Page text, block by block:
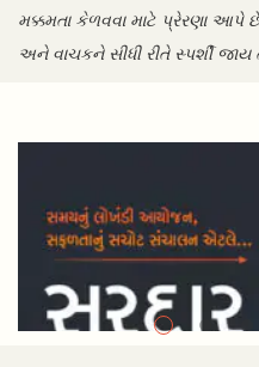
મક્કમતા કેળવવા માટે પ્રેરણા
અને વાચકને સીધી રીતે સ્પર્શી જાય